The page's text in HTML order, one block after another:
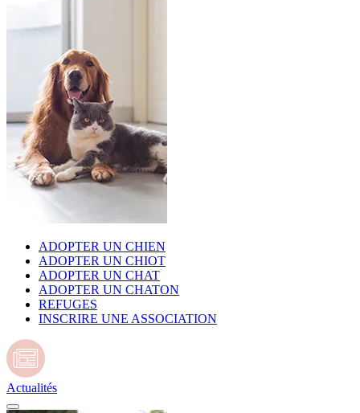
ADOPTER UN CHIEN
ADOPTER UN CHIOT
ADOPTER UN CHAT
ADOPTER UN CHATON
REFUGES
INSCRIRE UNE ASSOCIATION
Actualités